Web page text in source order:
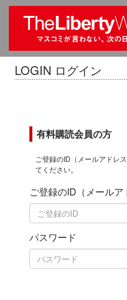
LOGIN ログイン
有料購読会員の方
ご登録のID（メールアドレ
てください。
ご登録のID（メールア
パスワード